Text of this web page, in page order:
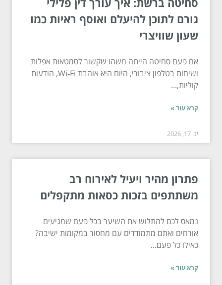
גורם לתוכן להיעלם ואוסף ראיות כמו
שעון שוויצרי
אם פעם סחיטה הייתה משהו שקשור לסמטאות אפלות
ושיחות בטלפון ציבורי, היום היא אוהבת Wi‑Fi, הודעות
קוליות,...
קרא עוד »
ינו 17, 2026
פתרון מהיר ויעיל לאירוח רב
משתתפים בזכות כסאות מתקפלים
נמאס לכם להתלוש את השיער בכל פעם שמגיעים
אורחים ואתם מתמודדים עם מחסור במקומות ישיבה?
כאילו כל פעם...
קרא עוד »